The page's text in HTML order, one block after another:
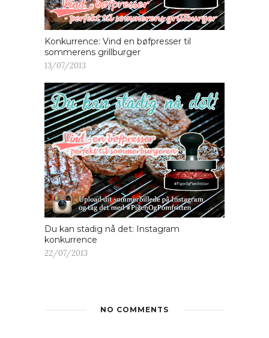
Konkurrence: Vind en bøfpresser til
sommerens grillburger
13/07/2013
Du kan stadig nå det: Instagram
konkurrence
22/07/2013
NO COMMENTS